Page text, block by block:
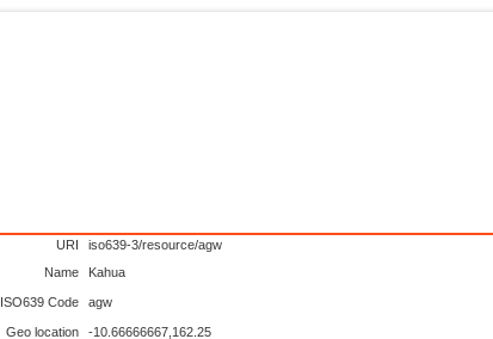
URI
iso639-3/resource/agw
Name
Kahua
ISO639 Code agw
Geo location -10.66666667,162.25